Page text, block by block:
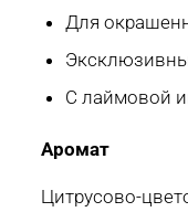
Для
С лаймовой
Аромат
Цитрусово-